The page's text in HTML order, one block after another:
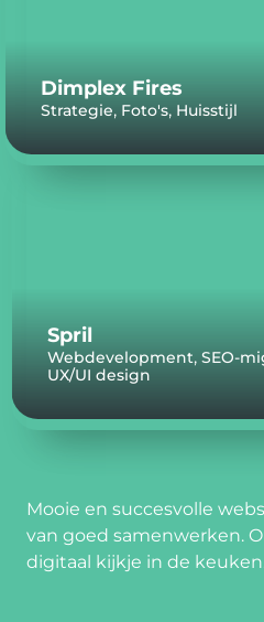
Dimplex Fires
Strategie, Foto's, Huisstijl
Spril
Webdevelopment, SEO-
UX/UI design
Mooie en succesvolle
van goed samenwerken.
digitaal kijkje in de